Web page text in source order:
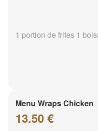
1 portion de frites 1
Menu Wraps Chicken
13.50 €